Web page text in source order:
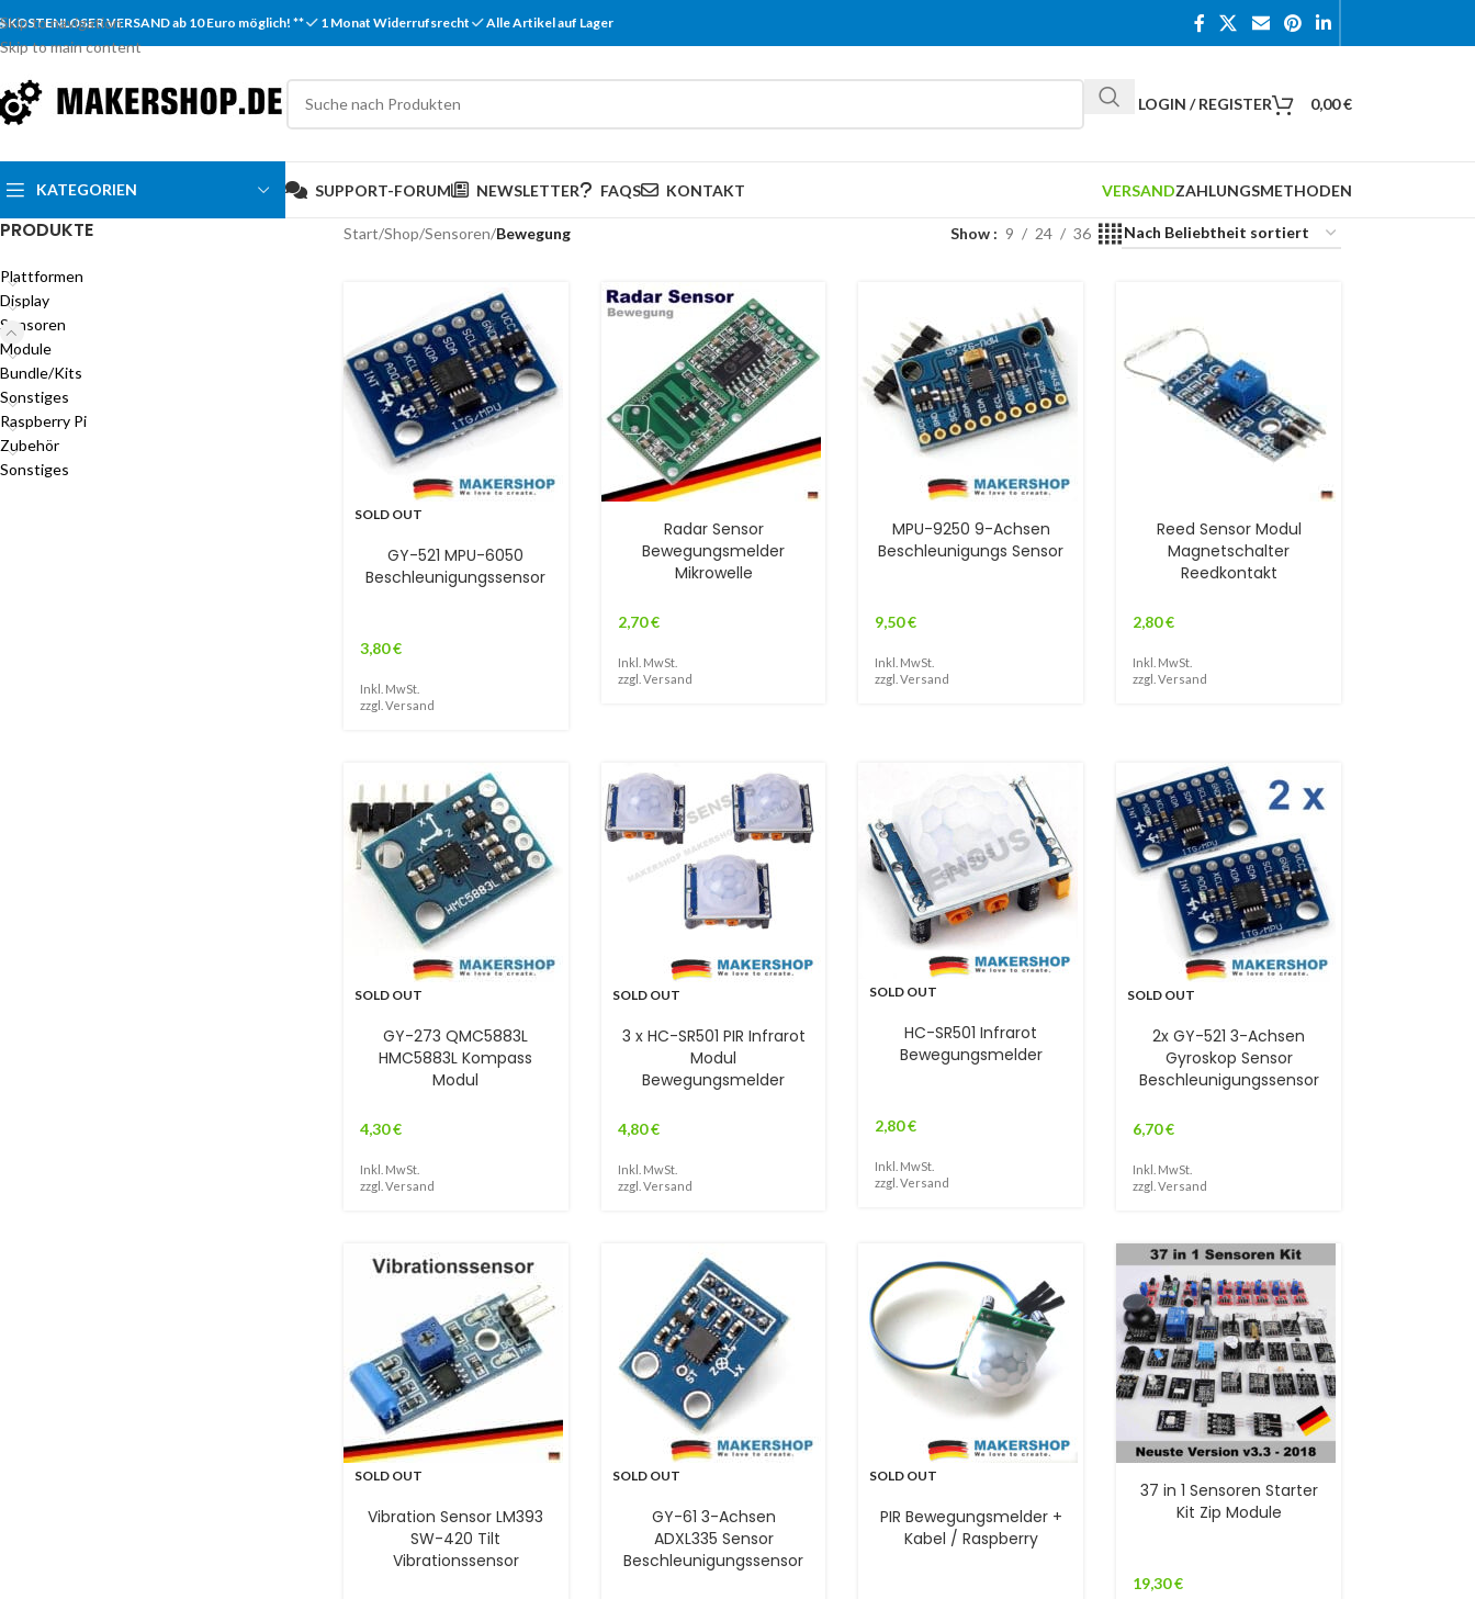
Skip to navigation
Skip to main content
KOSTENLOSER VERSAND ab 10 Euro möglich! ** 1 Monat Widerrufsrecht Alle Artikel auf Lager
LOGIN / REGISTER 0,00€
KATEGORIEN SUPPORT-FORUM NEWSLETTER FAQS KONTAKT VERSANDZAHLUNGSMETHODEN
PRODUKTE
Plattformen
Display
Sensoren
Module
Bundle/Kits
Sonstiges
Raspberry Pi
Zubehör
Sonstiges
Start/Shop/Sensoren/Bewegung Show 9 24 36
SOLD OUT
GY-521 MPU-6050
Beschleunigungssensor
3,80€
Inkl. MwSt.
zzgl. Versand
Radar Sensor
Bewegungsmelder
Mikrowelle
2,70€
Inkl. MwSt.
zzgl. Versand
MPU-9250 9-Achsen
Beschleunigungs Sensor
9,50€
Inkl. MwSt.
zzgl.Versand
Reed Sensor Modul
Magnetschalter
Reedkontakt
2,80€
Inkl. MwSt.
zzgl.Versand
SOLD OUT
GY-273 QMC5883L
HMC5883L Kompass
Modul
4,30€
Inkl. MwSt.
zzgl. Versand
SOLD OUT
3 x HC-SR501 PIR Infrarot
Modul
Bewegungsmelder
4,80€
Inkl. MwSt.
zzgl. Versand
SOLD OUT
HC-SR501 Infrarot
Bewegungsmelder
2,80€
Inkl. MwSt.
zzgl.Versand
SOLD OUT
2x GY-521 3-Achsen
Gyroskop Sensor
Beschleunigungssensor
6,70€
Inkl. MwSt.
zzgl.Versand
SOLD OUT
Vibration Sensor LM393
SW-420 Tilt
Vibrationssensor
SOLD OUT
GY-61 3-Achsen
ADXL335 Sensor
Beschleunigungssensor
SOLD OUT
PIR Bewegungsmelder +
Kabel / Raspberry
37 in 1 Sensoren Starter
Kit Zip Module
19,30€